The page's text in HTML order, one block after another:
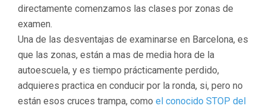
directamente comenzamos las clases por zonas de
examen.
Una de las desventajas de examinarse en Barcelona, es
que las zonas, están a mas de media hora de la
autoescuela, y es tiempo prácticamente perdido,
adquieres practica en conducir por la ronda, si, pero no
están esos cruces trampa, como el conocido STOP del